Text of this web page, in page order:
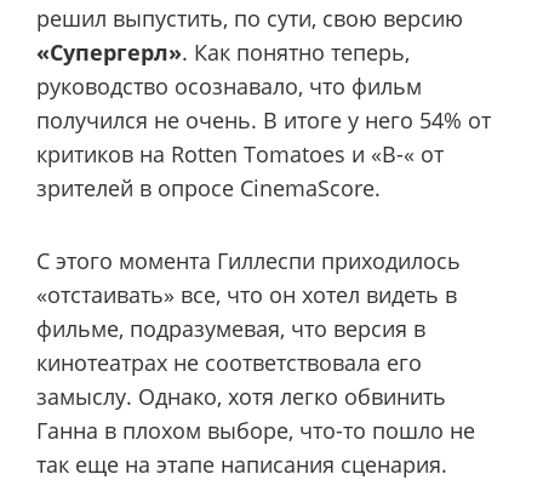
решил выпустить, по сути, свою версию
«Супергерл». Как понятно теперь,
руководство осознавало, что фильм
получился не очень. В итоге у него 54% от
критиков на Rotten Tomatoes и «B-« от
зрителей в опросе CinemaScore.
С этого момента Гиллеспи приходилось
«отстаивать» все, что он хотел видеть в
фильме, подразумевая, что версия в
кинотеатрах не соответствовала его
замыслу. Однако, хотя легко обвинить
Ганна в плохом выборе, что-то пошло не
так еще на этапе написания сценария.